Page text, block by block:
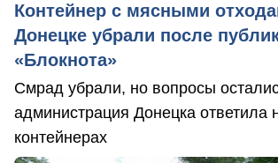
Контейнер с мясными
Донецке убрали после
«Блокнота»
Смрад убрали, но вопросы
администрация Донецка ответила
контейнерах